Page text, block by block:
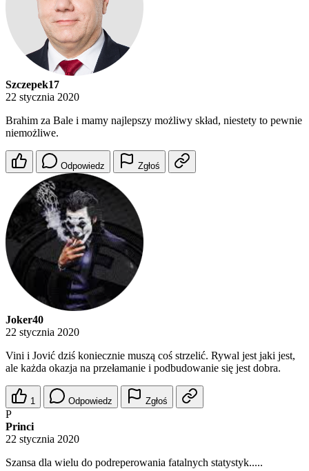
Szczepek17
22 stycznia 2020
Brahim za Bale i mamy najlepszy możliwy skład, niestety to pewnie
niemożliwe.
Odpowiedz Zgłoś
Joker40
22 stycznia 2020
Vini i Jović dziś koniecznie muszą coś strzelić. Rywal jest jaki jest,
ale każda okazja na przełamanie i podbudowanie się jest dobra.
1 Odpowiedz Zgłoś
P
Princi
22 stycznia 2020
Szansa dla wielu do podreperowania fatalnych statystyk.....